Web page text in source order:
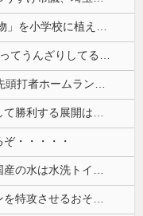
【復讐】 絶対に「植えてはいけない植物」を小学校に植えた→20年経って見に行くと…「！？」衝撃の光景が・・・
「住信SBI」が「ドコモの銀行」に変わってうんざりしてるやつｗｗｗｗｗｗｗ
大谷翔平が今永昇太から打った第25号先頭打者ホームランに全米騒然！←「トモダチから打つのが好きだね」（海外の反応）
【正論】特撮関係者「ヒーローが苦戦して勝利する展開はいらない。それで特撮は凋落した」
・・・・・
日本の地震被害に支援したのに…「韓国産の水は水洗トイレに」
【動画】野菜売りのおじさんにドローンを特攻させるおそロシア。